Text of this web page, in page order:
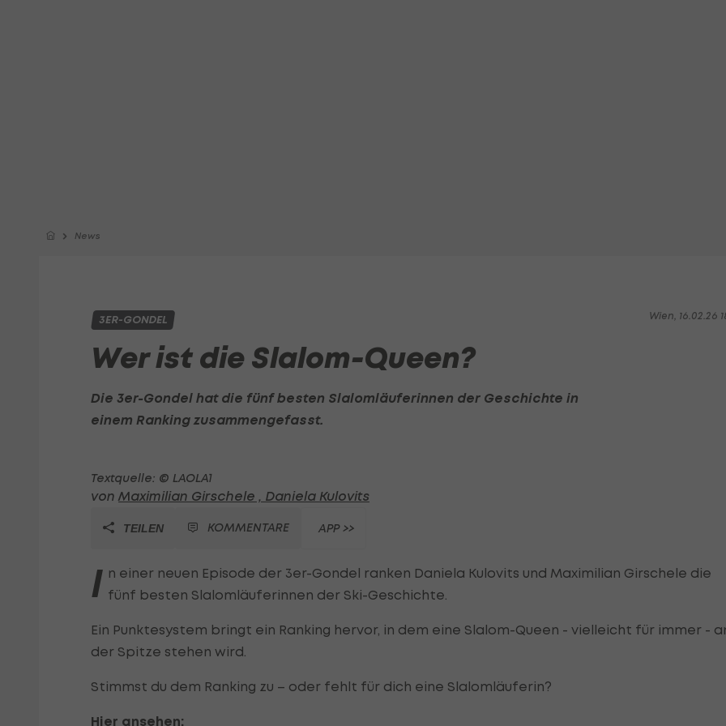
News
Wien, 16.02.26
3ER-GONDEL
Wer ist die Slalom-Queen?
Die 3er-Gondel hat die fünf besten Slalomläuferinnen der Geschichte in
einem Ranking zusammengefasst.
Textquelle: © LAOLA1
von Maximilian Girschele , Daniela Kulovits
TEILEN KOMMENTARE APP >>
I n einer neuen Episode der 3er-Gondel ranken Daniela Kulovits und Maximilian Girschele die
fünf besten Slalomläuferinnen der Ski-Geschichte.
Ein Punktesystem bringt ein Ranking hervor, in dem eine Slalom-Queen - vielleicht für immer -
der Spitze stehen wird.
Stimmst du dem Ranking zu – oder fehlt für dich eine Slalomläuferin?
Hier ansehen: